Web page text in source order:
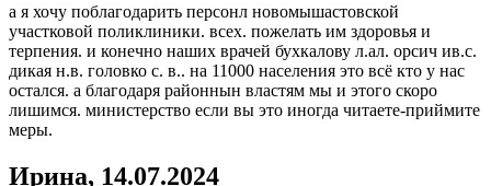
а я хочу поблагодарить персонл новомышастовской
участковой поликлиники. всех. пожелать им здоровья и
терпения. и конечно наших врачей бухкалову л.ал. орсич ив.с.
дикая н.в. головко с. в.. на 11000 населения это всё кто у нас
остался. а благодаря районнын властям мы и этого скоро
лишимся. министерство если вы это иногда читаете-приймите
меры.
Ирина, 14.07.2024